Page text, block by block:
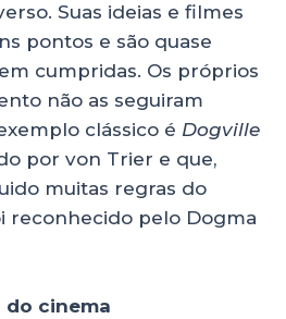
Suas ideias e filmes
pontos e são quase
cumpridas. Os próprios
não as seguiram
clássico é Dogville
por von Trier e que,
muitas regras do
reconhecido pelo Dogma
do cinema